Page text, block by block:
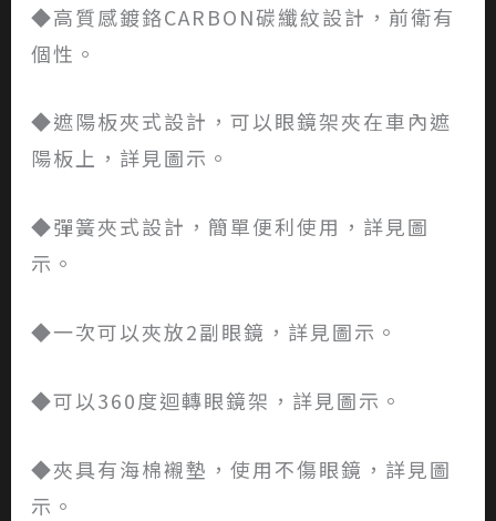
◆高質感鍍鉻CARBON碳纖紋設計，前衛有
個性。
◆遮陽板夾式設計，可以眼鏡架夾在車內遮
陽板上，詳見圖示。
◆彈簧夾式設計，簡單便利使用，詳見圖
示。
◆一次可以夾放2副眼鏡，詳見圖示。
◆可以360度迴轉眼鏡架，詳見圖示。
◆夾具有海棉襯墊，使用不傷眼鏡，詳見圖
示。